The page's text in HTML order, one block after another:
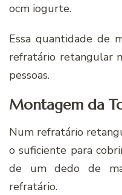
ocm iogurte.
Essa quantidade de
refratário retangular
pessoas.
Montagem da
Num refratário
o suficiente para
de um dedo de
refratário.